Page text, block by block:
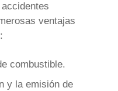
ventajas
combustible.
y la emisión de